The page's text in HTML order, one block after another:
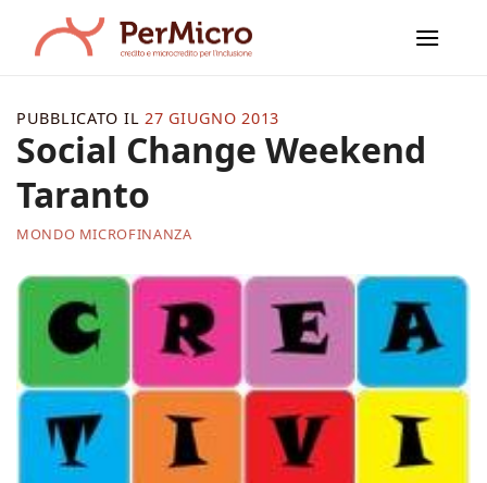
contenuti
MONDO MICROFINANZA
Social Change Weekend
Taranto
PUBBLICATO IL27 GIUGNO 2013